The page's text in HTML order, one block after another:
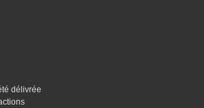
délivrée